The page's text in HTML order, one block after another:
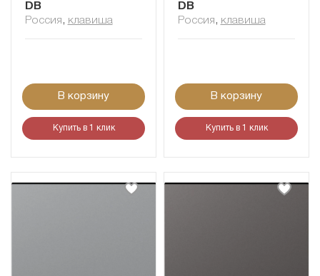
DB
Россия , клавиша
В корзину
Купить в 1 клик
DB
Россия , клавиша
В корзину
Купить в 1 клик